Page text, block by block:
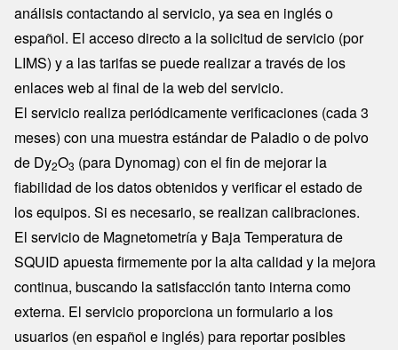
análisis contactando al servicio, ya sea en inglés o
español. El acceso directo a la solicitud de servicio (por
LIMS) y a las tarifas se puede realizar a través de los
enlaces web al final de la web del servicio.
El servicio realiza periódicamente verificaciones (cada 3
meses) con una muestra estándar de Paladio o de polvo
de Dy2O3 (para Dynomag) con el fin de mejorar la
fiabilidad de los datos obtenidos y verificar el estado de
los equipos. Si es necesario, se realizan calibraciones.
El servicio de Magnetometría y Baja Temperatura de
SQUID apuesta firmemente por la alta calidad y la mejora
continua, buscando la satisfacción tanto interna como
externa. El servicio proporciona un formulario a los
usuarios (en español e inglés) para reportar posibles